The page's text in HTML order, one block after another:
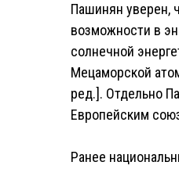
Пашинян уверен,
возможности в
солнечной
Мецаморской
ред.]. Отдельно
Европейским
Ранее